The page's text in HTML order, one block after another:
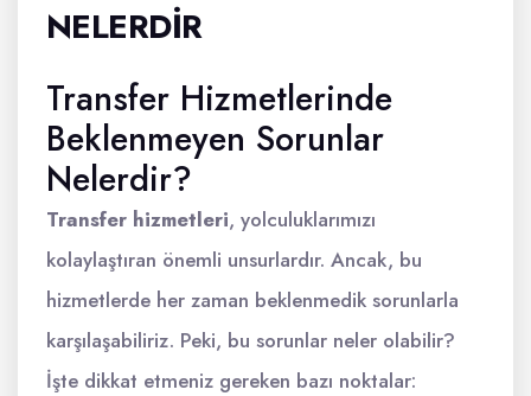
NELERDIR
Transfer Hizmetlerinde
Beklenmeyen Sorunlar
Nelerdir?
Transfer hizmetleri, yolculuklarımızı
kolaylaştıran önemli unsurlardır. Ancak, bu
hizmetlerde her zaman beklenmedik sorunlarla
karşılaşabiliriz. Peki, bu sorunlar neler olabilir?
İşte dikkat etmeniz gereken bazı noktalar: